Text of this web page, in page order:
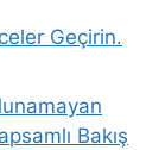
Geçirin.
Bakış